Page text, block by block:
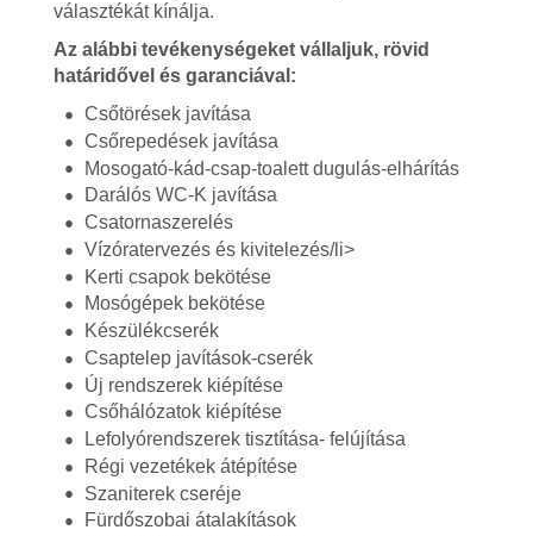
választékát kínálja.
Az alábbi tevékenységeket vállaljuk, rövid
határidővel és garanciával:
Csőtörések javítása
Csőrepedések javítása
Mosogató-kád-csap-toalett dugulás-elhárítás
Darálós WC-K javítása
Csatornaszerelés
Vízóratervezés és kivitelezés/li>
Kerti csapok bekötése
Mosógépek bekötése
Készülékcserék
Csaptelep javítások-cserék
Új rendszerek kiépítése
Csőhálózatok kiépítése
Lefolyórendszerek tisztítása- felújítása
Régi vezetékek átépítése
Szaniterek cseréje
Fürdőszobai átalakítások